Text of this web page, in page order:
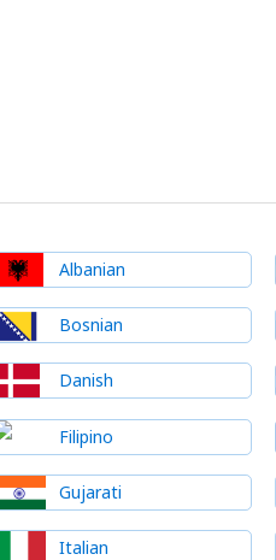
Albanian
Bosnian
Danish
Filipino
Gujarati
Italian